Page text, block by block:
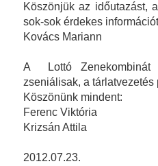
Köszönjük az időutazást,
sok-sok érdekes
Kovács Mariann
A Lottó Zenekombinát
zseniálisak, a tárlatvezetés
Köszönünk mindent:
Ferenc Viktória
Krizsán Attila
2012.07.23.